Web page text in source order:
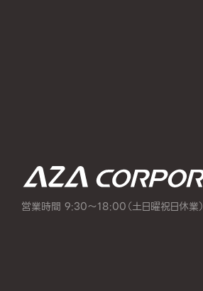
営業時間 9:30～18:00（土日曜祝日休業）